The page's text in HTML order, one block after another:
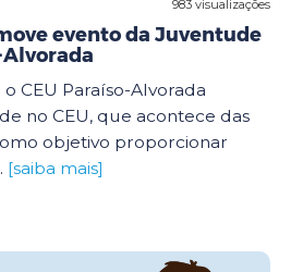
983 visualizações
evento da Juventude
Alvorada
CEU Paraíso-Alvorada
no CEU, que acontece das
objetivo proporcionar
[saiba mais]